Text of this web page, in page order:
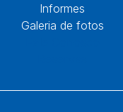
Informes
Galeria de fotos